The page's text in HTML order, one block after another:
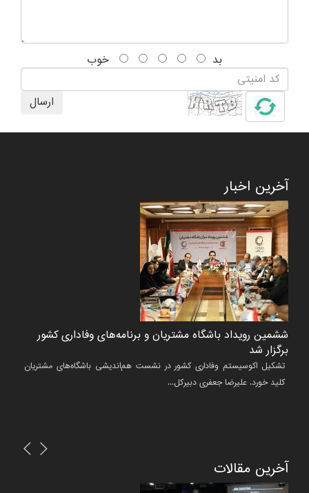
بد خوب
ارسال
آخرین اخبار
ششمین رویداد باشگاه مشتریان و برنامه‌های وفاداری کشور
برگزار شد
تشکیل اکوسیستم وفاداری کشور در نشست هم‌اندیشی باشگاه‌های مشتریان
کلید خورد. علیرضا جعفری دبیرکل...
آخرین مقالات